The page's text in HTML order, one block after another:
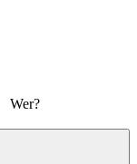
Wer?